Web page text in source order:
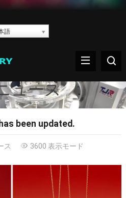
語
ュース
been updated .
ス 3600 表示モード